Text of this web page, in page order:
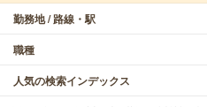
勤務地 / 路線・駅
職種
人気の検索インデックス